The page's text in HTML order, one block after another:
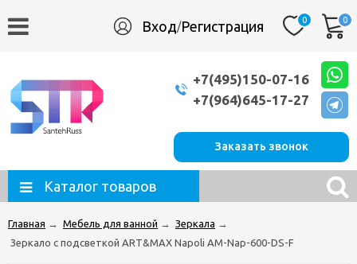
Вход/Регистрация 0 0
+7(495)150-07-16
+7(964)645-17-27
Заказать звонок
Каталог товаров
Главная → Мебель для ванной → Зеркала →
Зеркало с подсветкой ART&MAX Napoli AM-Nap-600-DS-F